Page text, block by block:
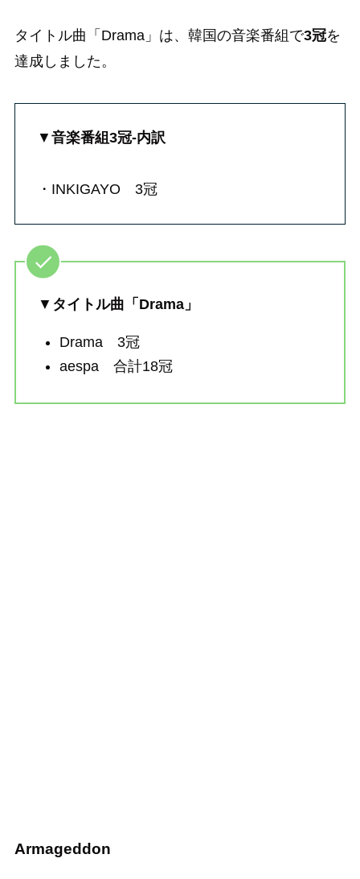
タイトル曲「Drama」は、韓国の音楽番組で3冠を
達成しました。
▼ 音楽番組3冠-内訳
・INKIGAYO 3冠
▼ タイトル曲「Drama」
Drama 3冠
aespa 合計18冠
Armageddon